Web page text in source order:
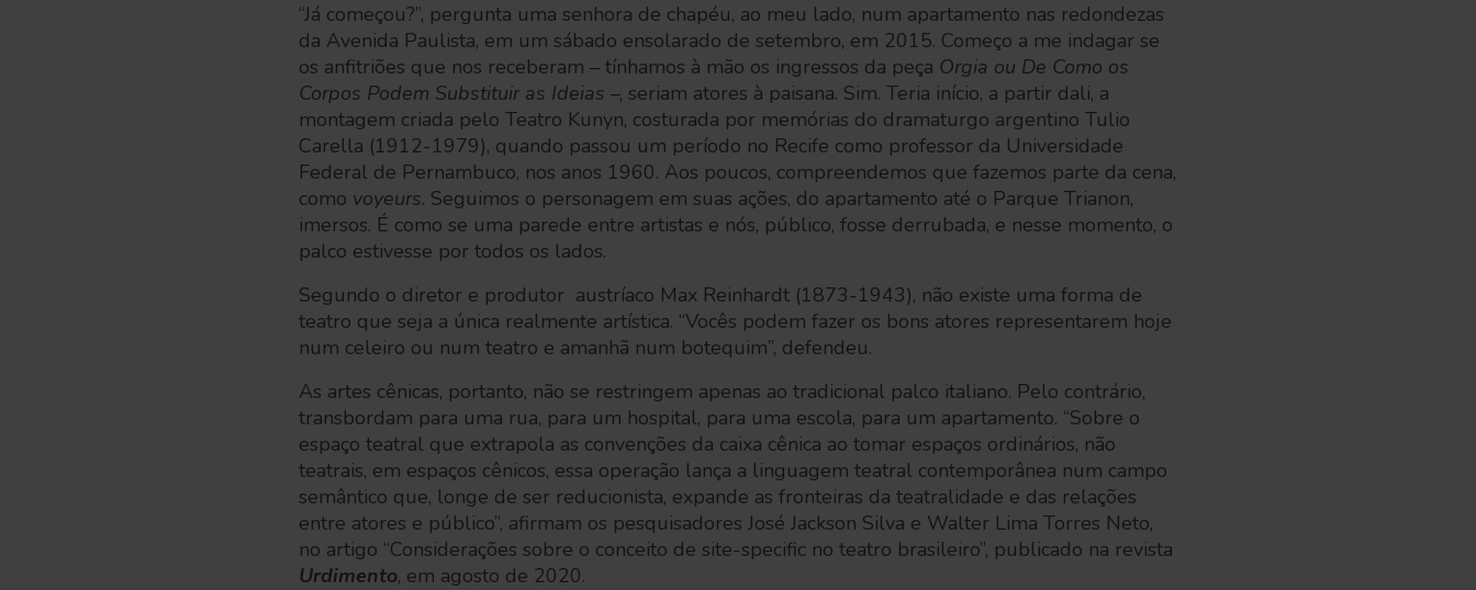
“Já começou?”, pergunta uma senhora de chapéu, ao meu lado, num apartamento nas redondezas
da Avenida Paulista, em um sábado ensolarado de setembro, em 2015. Começo a me indagar se
os anfitriões que nos receberam – tínhamos à mão os ingressos da peça Orgia ou De Como os
Corpos Podem Substituir as Ideias –, seriam atores à paisana. Sim. Teria início, a partir dali, a
montagem criada pelo Teatro Kunyn, costurada por memórias do dramaturgo argentino Tulio
Carella (1912-1979), quando passou um período no Recife como professor da Universidade
Federal de Pernambuco, nos anos 1960. Aos poucos, compreendemos que fazemos parte da cena,
como voyeurs. Seguimos o personagem em suas ações, do apartamento até o Parque Trianon,
imersos. É como se uma parede entre artistas e nós, público, fosse derrubada, e nesse momento, o
palco estivesse por todos os lados.
Segundo o diretor e produtor austríaco Max Reinhardt (1873-1943), não existe uma forma de
teatro que seja a única realmente artística. “Vocês podem fazer os bons atores representarem hoje
num celeiro ou num teatro e amanhã num botequim”, defendeu.
As artes cênicas, portanto, não se restringem apenas ao tradicional palco italiano. Pelo contrário,
transbordam para uma rua, para um hospital, para uma escola, para um apartamento. “Sobre o
espaço teatral que extrapola as convenções da caixa cênica ao tomar espaços ordinários, não
teatrais, em espaços cênicos, essa operação lança a linguagem teatral contemporânea num campo
semântico que, longe de ser reducionista, expande as fronteiras da teatralidade e das relações
entre atores e público”, afirmam os pesquisadores José Jackson Silva e Walter Lima Torres Neto,
no artigo “Considerações sobre o conceito de site-specific no teatro brasileiro”, publicado na revista
Urdimento, em agosto de 2020.